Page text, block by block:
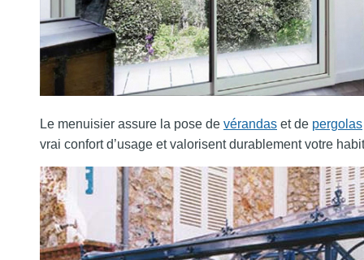
Le menuisier assure la pose de vérandas et de pergolas
vrai confort d’usage et valorisent durablement votre